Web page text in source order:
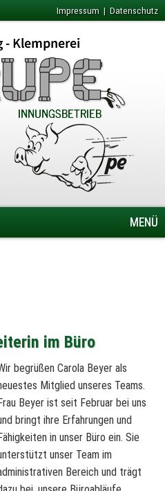
Impressum| Datenschutz
MENÜ
im Büro
begrüßen Carola Beyer als
Mitglied unseres Teams.
Beyer ist seit Februar bei uns
bringt ihre Erfahrungen und
in unser Büro ein. Sie
unser Team im
Bereich und trägt